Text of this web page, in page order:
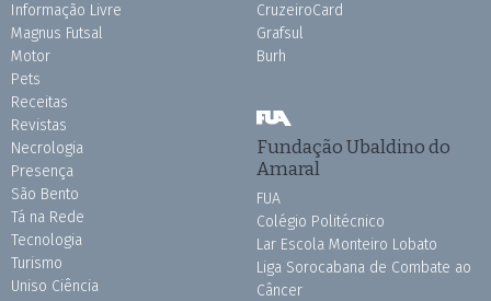
Informação Livre
Magnus Futsal
Motor
Pets
Receitas
Revistas
Necrologia
Presença
São Bento
Tá na Rede
Tecnologia
Turismo
Uniso Ciência
CruzeiroCard
Grafsul
Burh
Fundação Ubaldino do
Amaral
FUA
Colégio Politécnico
Lar Escola Monteiro Lobato
Liga Sorocabana de Combate ao
Câncer